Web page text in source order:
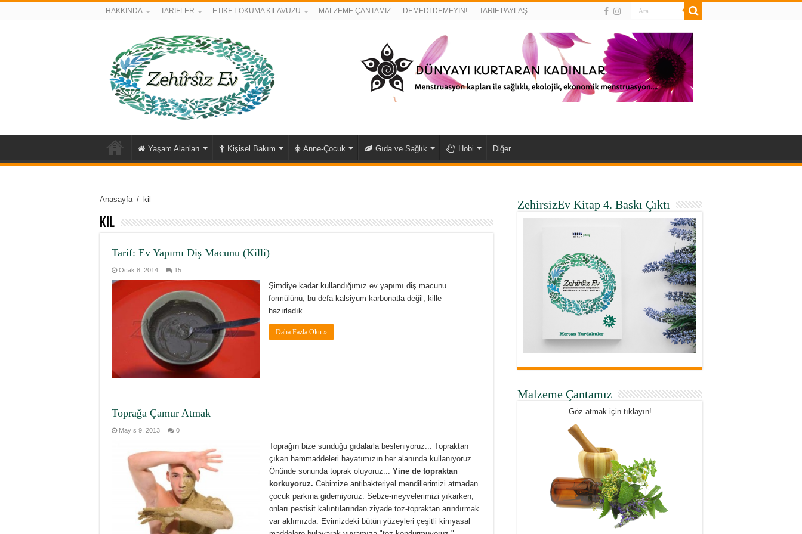
HAKKINDA TARİFLER ETİKET OKUMA KILAVUZU MALZEME ÇANTAMIZ DEMEDİ DEMEYİN! TARİF PAYLAŞ
Yaşam Alanları Kişisel Bakım Anne-Çocuk Gıda ve Sağlık Hobi Diğer
Anasayfa / kil
kil
Tarif: Ev Yapımı Diş Macunu (Killi)
Ocak 8, 2014 15
Şimdiye kadar kullandığımız ev yapımı diş macunu
formülünü, bu defa kalsiyum karbonatla değil, kille
hazırladık...
Daha Fazla Oku »
Toprağa Çamur Atmak
Mayıs 9, 2013 0
Toprağın bize sunduğu gıdalarla besleniyoruz... Topraktan
çıkan hammaddeleri hayatımızın her alanında kullanıyoruz...
Önünde sonunda toprak oluyoruz... Yine de topraktan
korkuyoruz. Cebimize antibakteriyel mendillerimizi atmadan
çocuk parkına gidemiyoruz. Sebze-meyvelerimizi yıkarken,
onları pestisit kalıntılarından ziyade toz-topraktan arındırmak
var aklımızda. Evimizdeki bütün yüzeyleri çeşitli kimyasal
ZehirsizEv Kitap 4. Baskı Çıktı
Malzeme Çantamız
Göz atmak için tıklayın!